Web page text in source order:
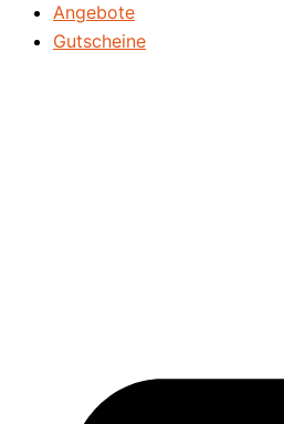
Angebote
Gutscheine